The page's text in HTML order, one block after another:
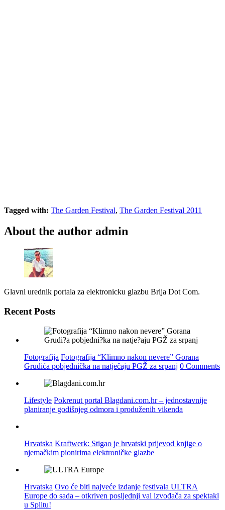
Tagged with: The Garden Festival, The Garden Festival 2011
About the author admin
Glavni urednik portala za elektronicku glazbu Brija Dot Com.
Recent Posts
Fotografija Fotografija “Klimno nakon nevere” Gorana
Grudića pobjednička na natječaju PGŽ za srpanj 0 Comments
Lifestyle Pokrenut portal Blagdani.com.hr – jednostavnije
planiranje godišnjeg odmora i produženih vikenda
Hrvatska Kraftwerk: Stigao je hrvatski prijevod knjige o
njemačkim pionirima elektroničke glazbe
Hrvatska Ovo će biti najveće izdanje festivala ULTRA
Europe do sada – otkriven posljednji val izvođača za spektakl
u Splitu!